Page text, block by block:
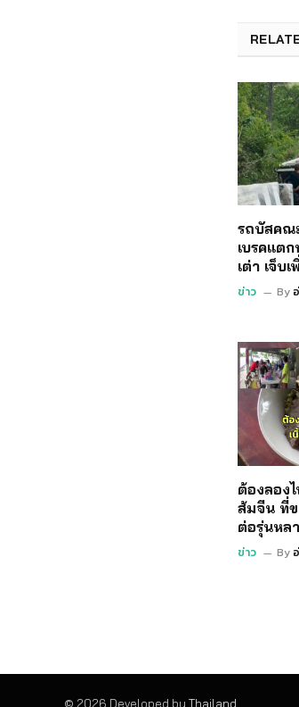
รถบัสคณ
เบรคแต
เต่า เจ็บ
ข่าว By
ต้องลอง
ส้มจีน ที่
ต่อรุ่นหล
ข่าว By
© 2026 Developed by Thailand